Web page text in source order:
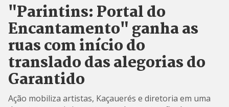
"Parintins: Portal do
Encantamento" ganha as
ruas com início do
translado das alegorias do
Garantido
Ação mobiliza artistas, Kaçauerés e diretoria em uma